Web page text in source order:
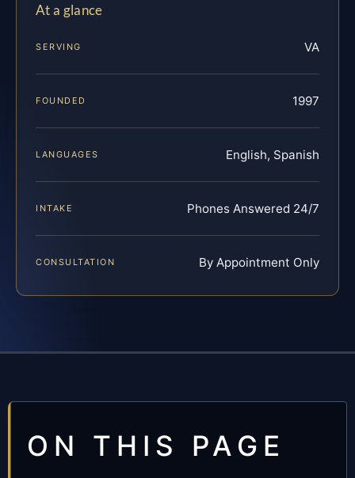
At a glance
SERVING VA
FOUNDED 1997
LANGUAGES English, Spanish
INTAKE Phones Answered 24/7
CONSULTATION By Appointment Only
ON THIS PAGE